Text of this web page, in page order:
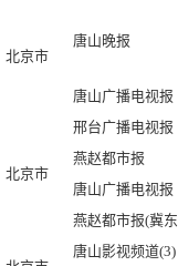
北京市
唐山晚报
唐山广播电视报
北京市
邢台广播电视报
燕赵都市报
唐山广播电视报
燕赵都市报(冀
唐山影视频道(3)